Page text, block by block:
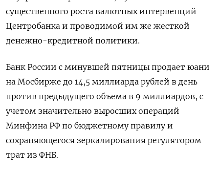
существенного роста валютных интервенций
Центробанка и проводимой им же жесткой
денежно-кредитной политики.
Банк России с минувшей пятницы продает юани
на Мосбирже до 14,5 миллиарда рублей в день
против предыдущего объема в 9 миллиардов, с
учетом значительно выросших операций
Минфина РФ по бюджетному правилу и
сохраняющегося зеркалирования регулятором
трат из ФНБ.